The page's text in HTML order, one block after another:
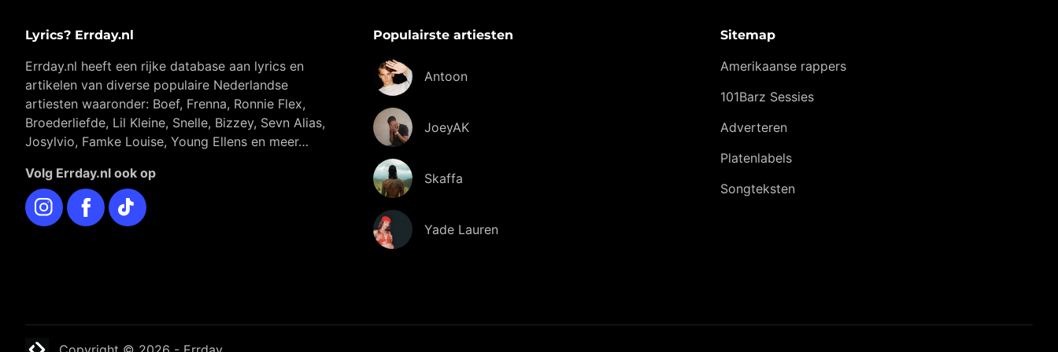
Lyrics? Errday.nl
Errday.nl heeft een rijke database aan lyrics en
artikelen van diverse populaire Nederlandse
artiesten waaronder: Boef, Frenna, Ronnie Flex,
Broederliefde, Lil Kleine, Snelle, Bizzey, Sevn Alias,
Josylvio, Famke Louise, Young Ellens en meer…
Volg Errday.nl ook op
InstagramFacebookTikTok
Populairste artiesten
Antoon
JoeyAK
Skaffa
Yade Lauren
Sitemap
Amerikaanse rappers
101Barz Sessies
Adverteren
Platenlabels
Songteksten
Website laten maken? | Brthmrk